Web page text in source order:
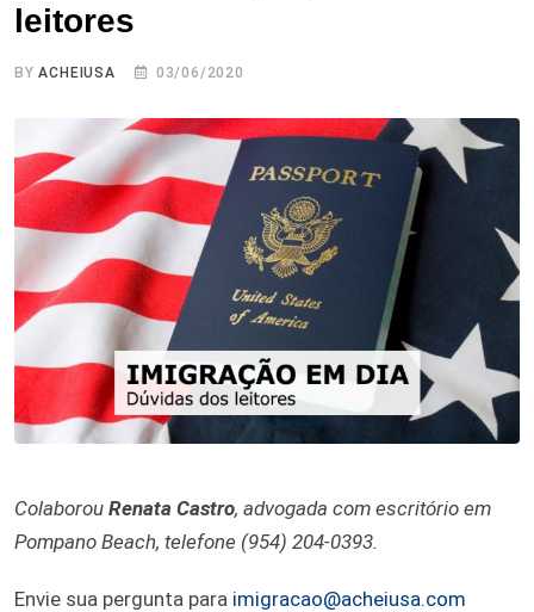
leitores
BYACHEIUSA 03/06/2020
Colaborou Renata Castro, advogada com escritório em
Pompano Beach, telefone (954) 204-0393.
Envie sua pergunta para imigracao@acheiusa.com